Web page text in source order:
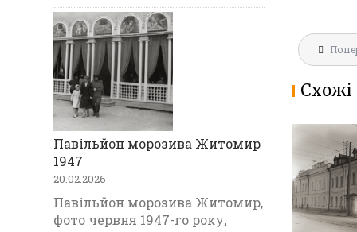
ce
b
o
k
записів
Схожі
1903
Павільйон морозива Житомир
1947
20.02.2026
Павільйон морозива Житомир,
фото червня 1947-го року,